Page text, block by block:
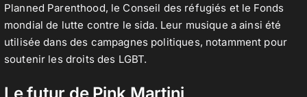
Planned Parenthood, le Conseil des réfugiés et le Fonds
mondial de lutte contre le sida. Leur musique a ainsi été
utilisée dans des campagnes politiques, notamment pour
soutenir les droits des LGBT.